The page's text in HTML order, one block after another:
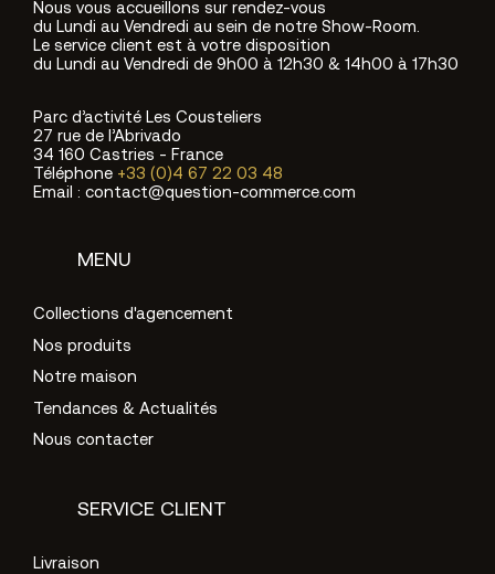
Nous vous accueillons sur rendez-vous
du Lundi au Vendredi au sein de notre Show-Room.
Le service client est à votre disposition
du Lundi au Vendredi de 9h00 à 12h30 & 14h00 à 17h30
Parc d’activité Les Cousteliers
27 rue de l’Abrivado
34 160 Castries - France
Téléphone +33 (0)4 67 22 03 48
Email : contact@question-commerce.com
MENU
Collections d'agencement
Nos produits
Notre maison
Tendances & Actualités
Nous contacter
SERVICE CLIENT
Livraison